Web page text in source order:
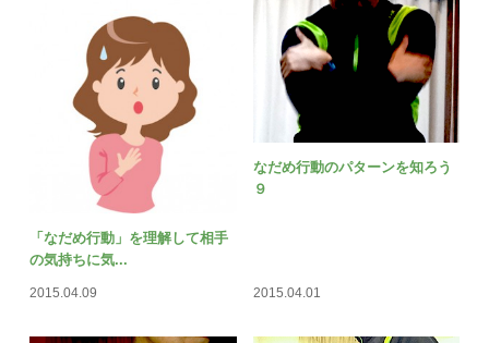
「なだめ行動」を理解して相手
の気持ちに気...
2015.04.09
なだめ行動のパターンを知ろう
９
2015.04.01